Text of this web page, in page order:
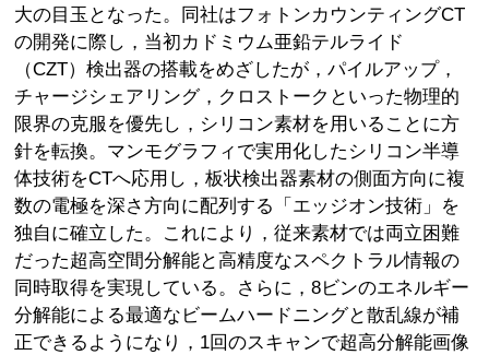
大の目玉となった。同社はフォトンカウンティングCT
の開発に際し，当初カドミウム亜鉛テルライド
（CZT）検出器の搭載をめざしたが，パイルアップ，
チャージシェアリング，クロストークといった物理的
限界の克服を優先し，シリコン素材を用いることに方
針を転換。マンモグラフィで実用化したシリコン半導
体技術をCTへ応用し，板状検出器素材の側面方向に複
数の電極を深さ方向に配列する「エッジオン技術」を
独自に確立した。これにより，従来素材では両立困難
だった超高空間分解能と高精度なスペクトラル情報の
同時取得を実現している。さらに，8ビンのエネルギー
分解能による最適なビームハードニングと散乱線が補
正できるようになり，1回のスキャンで超高分解能画像